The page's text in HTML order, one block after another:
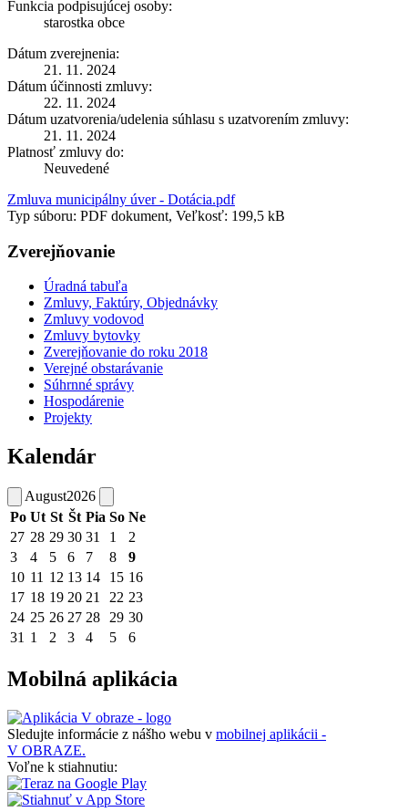
Funkcia podpisujúcej osoby:
starostka obce
Dátum zverejnenia:
21. 11. 2024
Dátum účinnosti zmluvy:
22. 11. 2024
Dátum uzatvorenia/udelenia súhlasu s uzatvorením zmluvy:
21. 11. 2024
Platnosť zmluvy do:
Neuvedené
Zmluva municipálny úver - Dotácia.pdf
Typ súboru: PDF dokument, Veľkosť: 199,5 kB
Zverejňovanie
Úradná tabuľa
Zmluvy, Faktúry, Objednávky
Zmluvy vodovod
Zmluvy bytovky
Zverejňovanie do roku 2018
Verejné obstarávanie
Súhrnné správy
Hospodárenie
Projekty
Kalendár
August2026
Po Ut St Št Pia So Ne
27 28 29 30 31 1
2
3
4 5 6 7 8
9
10 11 12 13 14 15 16
17 18 19 20 21 22 23
24 25 26 27 28 29 30
31 1 2 3 4 5 6
Mobilná aplikácia
Sledujte informácie z nášho webu v mobilnej aplikácii -
V OBRAZE.
Voľne k stiahnutiu: